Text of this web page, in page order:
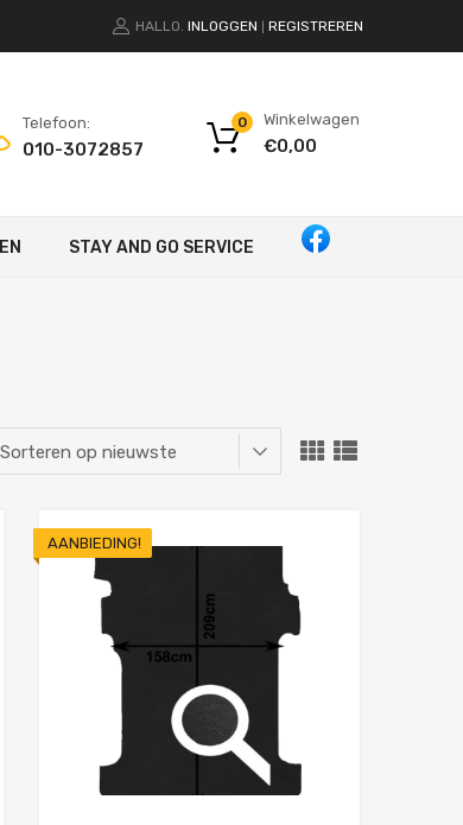
HALLO. INLOGGEN REGISTREREN
Telefoon:
010-3072857
Winkelwagen
€0,00
0
STAY AND GO SERVICE
Toevoegen aan Favorieten
AANBIEDING!